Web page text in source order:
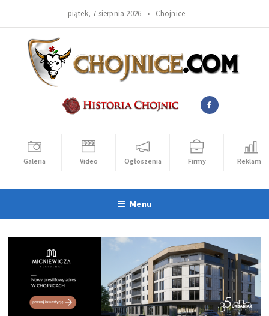
piątek, 7 sierpnia 2026 • Chojnice
Galeria Video Ogłoszenia Firmy Reklama
Menu